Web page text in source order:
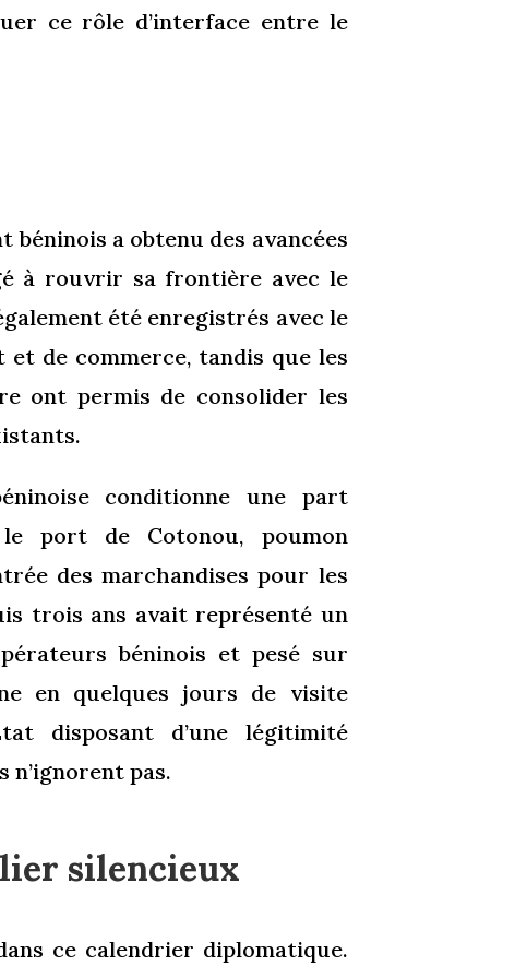
ce rôle d’interface entre le
a obtenu des avancées
à rouvrir sa frontière avec le
été enregistrés avec le
de commerce, tandis que les
ont permis de consolider les
conditionne une part
port de Cotonou, poumon
des marchandises pour les
trois ans avait représenté un
béninois et pesé sur
en quelques jours de visite
disposant d’une légitimité
n’ignorent pas.
silencieux
ce calendrier diplomatique.